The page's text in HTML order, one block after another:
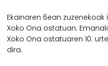
Ekainaren 6ean
Xoko Ona ostatuan.
Xoko Ona ostatuaren 10.
dira.